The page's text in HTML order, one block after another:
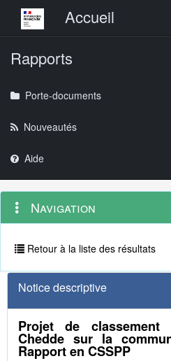
Menu principalAccueil
Rapports
Porte-documents
Nouveautés
Aide
Navigation
outils
Menu
contextuel
Navigation
Retour à la liste des résultats
Notice descriptive
Projet de
Chedde sur la
Rapport en CSSPP